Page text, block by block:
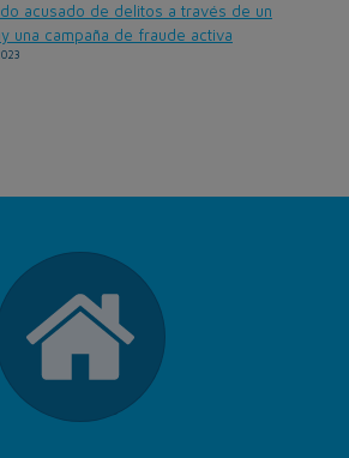
acusado de delitos a través de un
una campaña de fraude activa